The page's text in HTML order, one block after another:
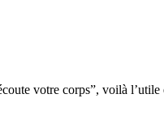
votre corps”, voilà